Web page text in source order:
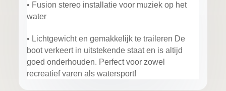
• Fusion stereo installatie voor muziek op het
water
• Lichtgewicht en gemakkelijk te traileren De
boot verkeert in uitstekende staat en is altijd
goed onderhouden. Perfect voor zowel
recreatief varen als watersport!